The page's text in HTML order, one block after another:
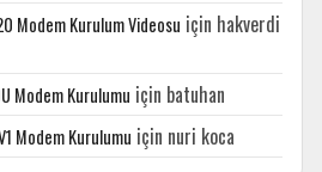
Modem Kurulum Videosu için hakverdi
Modem Kurulumu için batuhan
Modem Kurulumu için nuri koca